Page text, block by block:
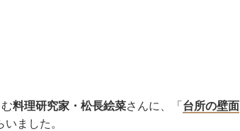
料理研究家・松長絵菜さんに、「 台所の壁面
ました。